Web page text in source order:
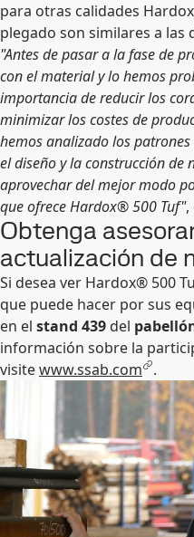
para otras calidades
plegado son similares a las
"Antes de pasar a la fase de
con el material y lo hemos
importancia de reducir los
minimizar los costes de
hemos analizado los
el diseño y la construcción de
aprovechar del mejor modo
que ofrece Hardox® 500 Tuf",
Obtenga
actualización de
Si desea ver Hardox® 500
que puede hacer por sus
en el stand 439del
información sobre la
visitewww.ssab.com .